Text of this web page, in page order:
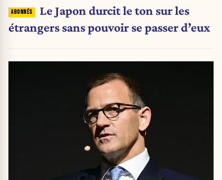
Le Japon durcit le ton sur les
étrangers sans pouvoir se passer d’eux